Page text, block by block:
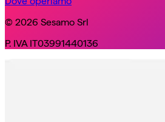
© 2026 Sesamo Srl
P. IVA IT03991440136